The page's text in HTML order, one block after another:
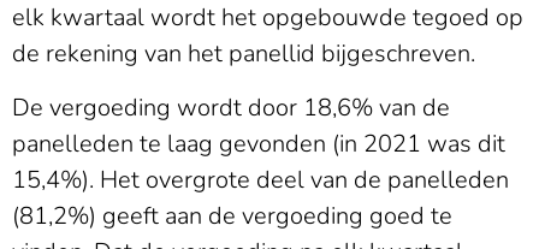
elk kwartaal wordt het opgebouwde tegoed op
de rekening van het panellid bijgeschreven.
De vergoeding wordt door 18,6% van de
panelleden te laag gevonden (in 2021 was dit
15,4%). Het overgrote deel van de panelleden
(81,2%) geeft aan de vergoeding goed te